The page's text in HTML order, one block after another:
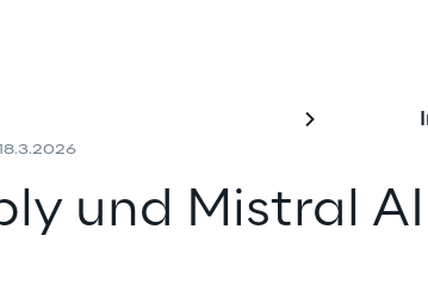
18.3.2026
und Mistral